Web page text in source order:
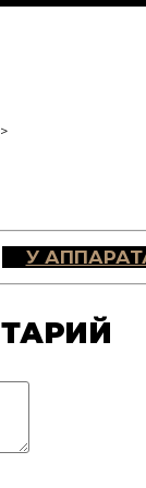
>
У